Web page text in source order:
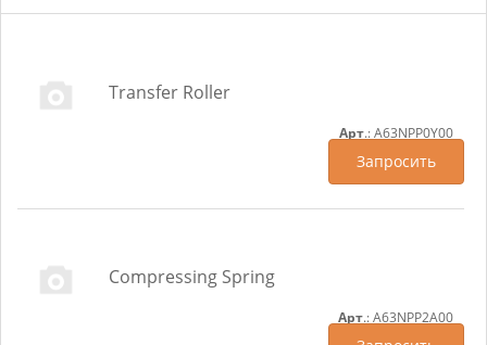
Transfer Roller
Арт.: A63NPP0Y00
Запросить
Compressing Spring
Арт.: A63NPP2A00